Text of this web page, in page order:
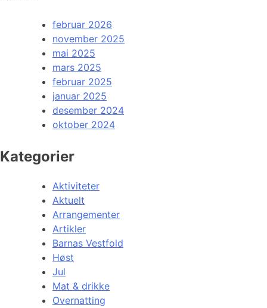
februar 2026
november 2025
mai 2025
mars 2025
februar 2025
januar 2025
desember 2024
oktober 2024
Kategorier
Aktiviteter
Aktuelt
Arrangementer
Artikler
Barnas Vestfold
Høst
Jul
Mat & drikke
Overnatting